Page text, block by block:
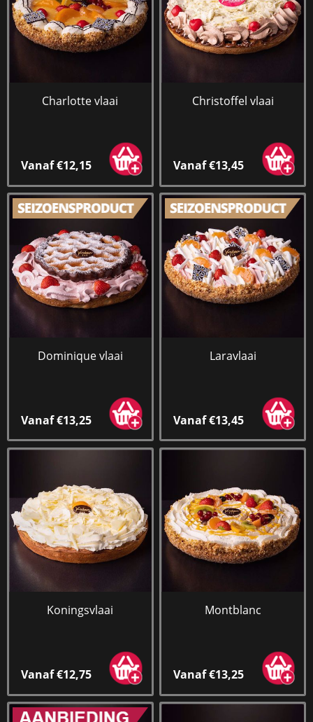
Charlotte vlaai
Vanaf €12,15
Christoffel vlaai
Vanaf €13,45
Dominique vlaai
Vanaf €13,25
Laravlaai
Vanaf €13,45
Koningsvlaai
Vanaf €12,75
Montblanc
Vanaf €13,25